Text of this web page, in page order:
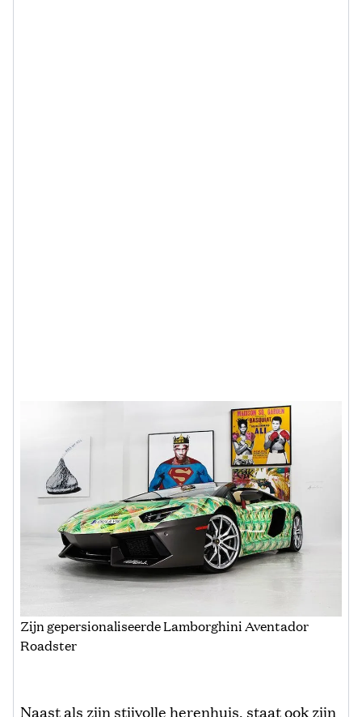
Zijn gepersionaliseerde Lamborghini Aventador
Roadster
Naast als zijn stijvolle herenhuis, staat ook zijn